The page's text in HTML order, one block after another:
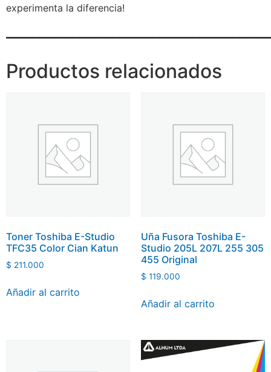
experimenta la diferencia!
Productos relacionados
Toner Toshiba E-Studio
TFC35 Color Cian Katun
$ 211.000
Añadir al carrito
Uña Fusora Toshiba E-
Studio 205L 207L 255 305
455 Original
$ 119.000
Añadir al carrito